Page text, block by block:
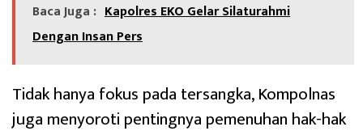
Baca Juga : Kapolres EKO Gelar Silaturahmi
Dengan Insan Pers
Tidak hanya fokus pada tersangka, Kompolnas
juga menyoroti pentingnya pemenuhan hak-hak